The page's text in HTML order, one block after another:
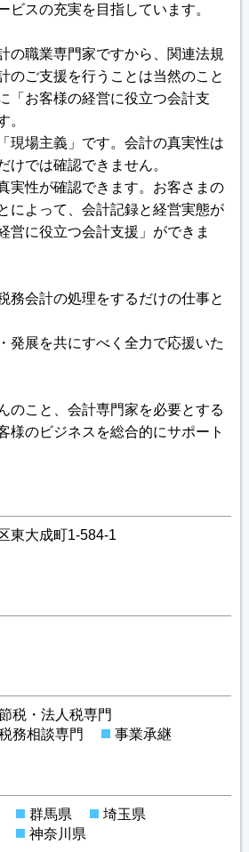
ビスの充実を目指しています。
の職業専門家ですから、関連法規
のご支援を行うことは当然のこと
「お客様の経営に役立つ会計支
。
現場主義」です。会計の真実性は
けでは確認できません。
実性が確認できます。お客さまの
によって、会計記録と経営実態が
営に役立つ会計支援」ができま
務会計の処理をするだけの仕事と
発展を共にすべく全力で応援いた
のこと、会計専門家を必要とする
様のビジネスを総合的にサポート
東大成町1-584-1
税・法人税専門
務相談専門 事業承継
群馬県
埼玉県
神奈川県